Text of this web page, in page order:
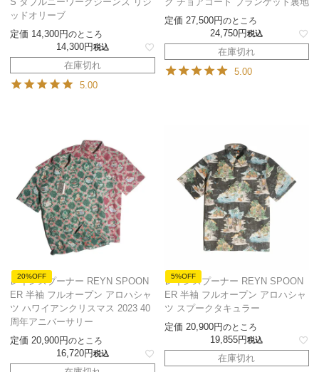
ッドオリーブ
定価 14,300 のところ
14,300 税込
在庫切れ
5.00
定価 27,500 のところ
24,750 税込
在庫切れ
5.00
20%OFF
レインスプーナー REYN SPOON
ER 半袖 フルオープン アロハシャ
ツ ハワイアンクリスマス 2023 40
周年アニバーサリー
定価 20,900 のところ
16,720 税込
5%OFF
レインスプーナー REYN SPOON
ER 半袖 フルオープン アロハシャ
ツ スプークタキュラー
定価 20,900 のところ
19,855 税込
在庫切れ